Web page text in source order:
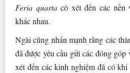
Feria quartacó xét đến các nền
khác nhau.
Ngài cũng nhấn mạnh rằng các
đã được yêu cầu gửi các đóng
xét đến các kinh nghiệm đã có